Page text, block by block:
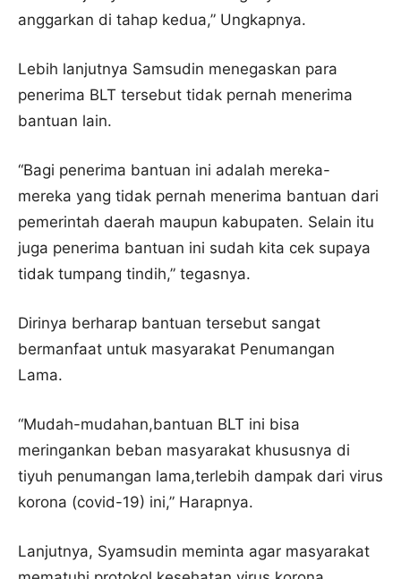
anggarkan di tahap kedua,” Ungkapnya.
Lebih lanjutnya Samsudin menegaskan para
penerima BLT tersebut tidak pernah menerima
bantuan lain.
“Bagi penerima bantuan ini adalah mereka-
mereka yang tidak pernah menerima bantuan dari
pemerintah daerah maupun kabupaten. Selain itu
juga penerima bantuan ini sudah kita cek supaya
tidak tumpang tindih,” tegasnya.
Dirinya berharap bantuan tersebut sangat
bermanfaat untuk masyarakat Penumangan
Lama.
“Mudah-mudahan,bantuan BLT ini bisa
meringankan beban masyarakat khususnya di
tiyuh penumangan lama,terlebih dampak dari virus
korona (covid-19) ini,” Harapnya.
Lanjutnya, Syamsudin meminta agar masyarakat